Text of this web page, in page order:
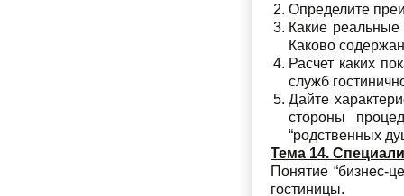
Определите
Какие
Каково
Расчет каких
служб
Дайте
стороны
“родственных
Тема 14.
Понятие “бизнес-
гостиницы.